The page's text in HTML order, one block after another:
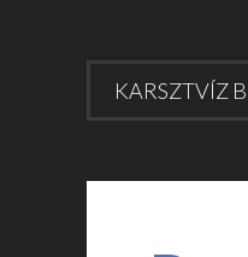
KARSZTVÍZ